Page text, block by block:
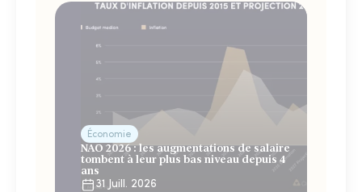
Économie
NAO 2026 : les augmentations de salaire
tombent à leur plus bas niveau depuis 4
ans
31 Juill. 2026